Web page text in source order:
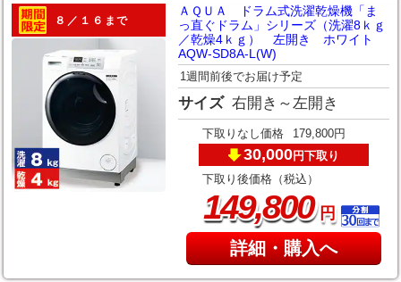
８／１６まで
ＡＱＵＡ ドラム式洗濯乾燥機「ま
っ直ぐドラム」シリーズ（洗濯8ｋｇ
／乾燥4ｋｇ） 左開き ホワイト
AQW-SD8A-L(W)
1週間前後でお届け予定
サイズ 右開き～左開き
下取りなし価格 179,800円
30,000円下取り
下取り後価格（税込）
149,800円
詳細・購入へ